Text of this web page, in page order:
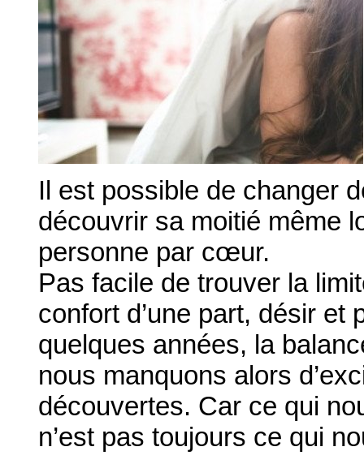
Il est possible de changer
découvrir sa moitié même
personne par cœur.
Pas facile de trouver la
confort d’une part, désir et
quelques années, la
nous manquons alors
découvertes. Car ce qui
n’est pas toujours ce qui